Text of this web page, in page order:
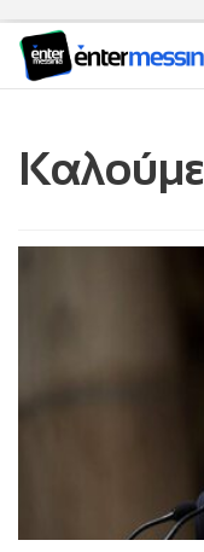
Καλούμε